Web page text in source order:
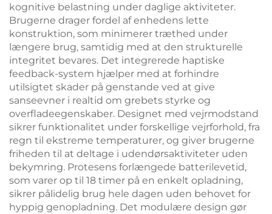
kognitive belastning under daglige aktiviteter.
Brugerne drager fordel af enhedens lette
konstruktion, som minimerer træthed under
længere brug, samtidig med at den strukturelle
integritet bevares. Det integrerede haptiske
feedback-system hjælper med at forhindre
utilsigtet skader på genstande ved at give
sanseevner i realtid om grebets styrke og
overfladeegenskaber. Designet med vejrmodstand
sikrer funktionalitet under forskellige vejrforhold, fra
regn til ekstreme temperaturer, og giver brugerne
friheden til at deltage i udendørsaktiviteter uden
bekymring. Protesens forlængede batterilevetid,
som varer op til 18 timer på en enkelt opladning,
sikrer pålidelig brug hele dagen uden behovet for
hyppig genopladning. Det modulære design gør